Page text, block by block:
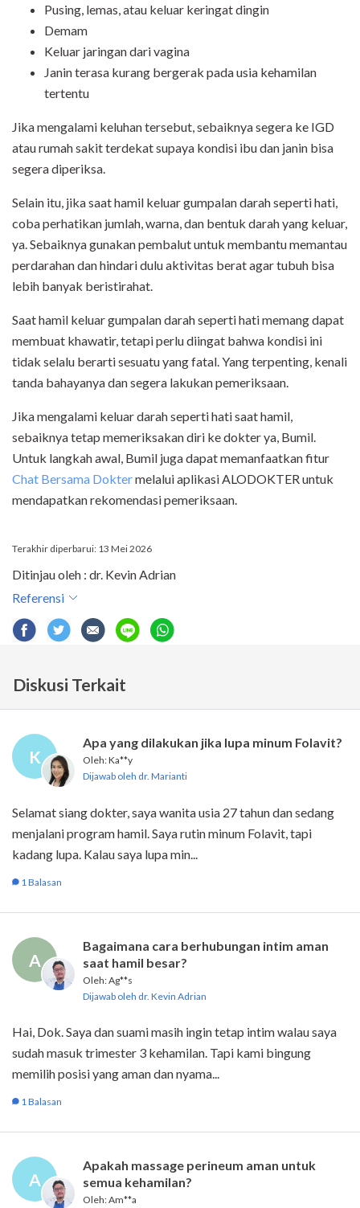
Pusing, lemas, atau keluar keringat dingin
Demam
Keluar jaringan dari vagina
Janin terasa kurang bergerak pada usia kehamilan
tertentu
Jika mengalami keluhan tersebut, sebaiknya segera ke IGD
atau rumah sakit terdekat supaya kondisi ibu dan janin bisa
segera diperiksa.
Selain itu, jika saat hamil keluar gumpalan darah seperti hati,
coba perhatikan jumlah, warna, dan bentuk darah yang keluar,
ya. Sebaiknya gunakan pembalut untuk membantu memantau
perdarahan dan hindari dulu aktivitas berat agar tubuh bisa
lebih banyak beristirahat.
Saat hamil keluar gumpalan darah seperti hati memang dapat
membuat khawatir, tetapi perlu diingat bahwa kondisi ini
tidak selalu berarti sesuatu yang fatal. Yang terpenting, kenali
tanda bahayanya dan segera lakukan pemeriksaan.
Jika mengalami keluar darah seperti hati saat hamil,
sebaiknya tetap memeriksakan diri ke dokter ya, Bumil.
Untuk langkah awal, Bumil juga dapat memanfaatkan fitur
Chat Bersama Doktermelalui aplikasi ALODOKTER untuk
mendapatkan rekomendasi pemeriksaan.
Terakhir diperbarui: 13 Mei 2026